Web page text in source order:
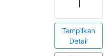
Tampilkan
Detail